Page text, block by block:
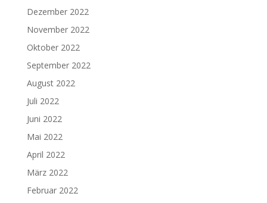
Dezember 2022
November 2022
Oktober 2022
September 2022
August 2022
Juli 2022
Juni 2022
Mai 2022
April 2022
März 2022
Februar 2022